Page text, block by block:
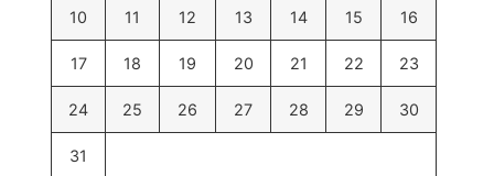
10 11 12 13 14 15 16
17 18 19 20 21 22 23
24 25 26 27 28 29 30
31